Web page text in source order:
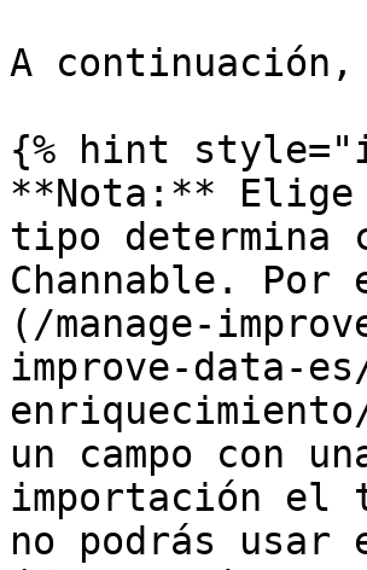
A
{% hint
**Nota:** Elige
tipo determina
Channable.
(/manage-
improve-data-
un campo con
importación el
no podrás usar